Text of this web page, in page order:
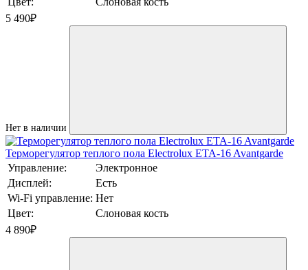
5 490₽
Нет в наличии
Терморегулятор теплого пола Electrolux ETA-16 Avantgarde
Управление:
Электронное
Дисплей:
Есть
Wi-Fi управление: Нет
Цвет:
Слоновая кость
4 890₽